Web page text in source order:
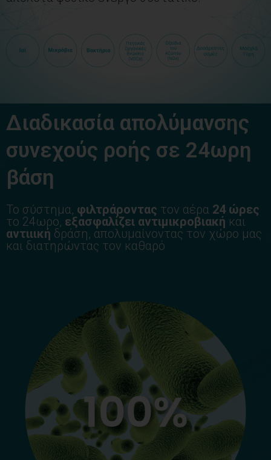
Διαδικασία απολύμανσης
συνεχούς ροής σε 24ωρη
βάση
Το σύστημα, φιλτράροντας τον αέρα 24 ώρες
το 24ωρο, εξασφαλίζει αντιμικροβιακή και
αντιιική δράση, απολυμαίνοντας τον χώρο μας
και διατηρώντας τον καθαρό